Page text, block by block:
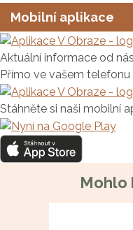
Mobilní aplikace
Aktuální informace od nás
Přímo ve vašem telefonu
Stáhněte si naši mobilní
Mohlo